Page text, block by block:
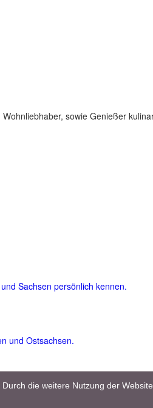
sowie Genießer
Sachsen persönlich kennen.
und Ostsachsen.
Garten- und Pflegetipps für
die weitere Nutzung der